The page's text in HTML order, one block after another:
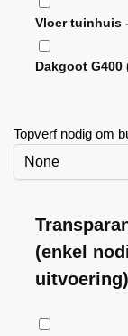
Vloer tuinhuis
Dakgoot G400
Topverf nodig om
(enkel
uitvoering)